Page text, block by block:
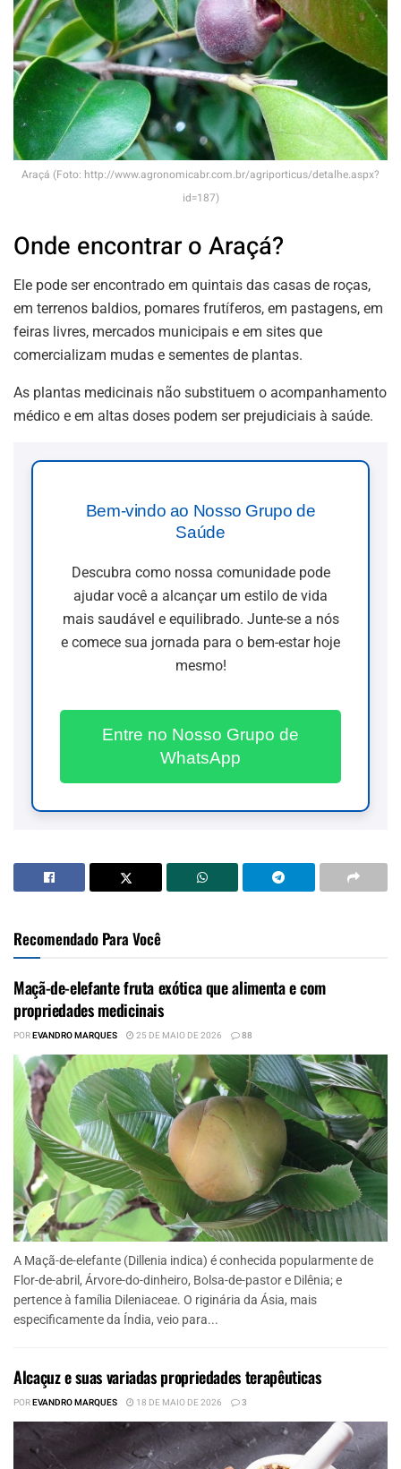
Araçá (Foto: http://www.agronomicabr.com.br/agriporticus/detalhe.aspx?
id=187)
Onde encontrar o Araçá?
Ele pode ser encontrado em quintais das casas de roças,
em terrenos baldios, pomares frutíferos, em pastagens, em
feiras livres, mercados municipais e em sites que
comercializam mudas e sementes de plantas.
As plantas medicinais não substituem o acompanhamento
médico e em altas doses podem ser prejudiciais à saúde.
Bem-vindo ao Nosso Grupo de
Saúde
Descubra como nossa comunidade pode
ajudar você a alcançar um estilo de vida
mais saudável e equilibrado. Junte-se a nós
e comece sua jornada para o bem-estar hoje
mesmo!
Entre no Nosso Grupo de
WhatsApp
Recomendado Para Você
Maçã-de-elefante fruta exótica que alimenta e com
propriedades medicinais
POREVANDRO MARQUES 25 DE MAIO DE 2026 88
A Maçã-de-elefante (Dillenia indica) é conhecida popularmente de
Flor-de-abril, Árvore-do-dinheiro, Bolsa-de-pastor e Dilênia; e
pertence à família Dileniaceae. O riginária da Ásia, mais
especificamente da Índia, veio para...
Alcaçuz e suas variadas propriedades terapêuticas
POREVANDRO MARQUES 18 DE MAIO DE 2026 3